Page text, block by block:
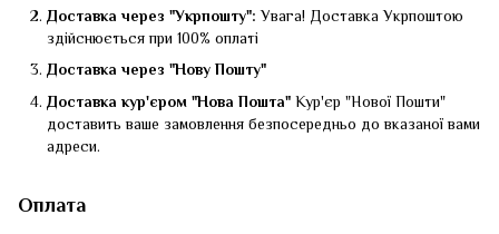
Доставка через "Укрпошту":Увага! Доставка Укрпоштою
здійснюється при 100% оплаті
Доставка через "Нову Пошту"
Доставка кур'єром "Нова Пошта"Кур'єр "Нової Пошти"
доставить ваше замовлення безпосередньо до вказаної вами
адреси.
Оплата